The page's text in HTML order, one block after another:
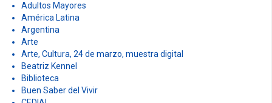
Adultos Mayores
América Latina
Argentina
Arte
Arte, Cultura, 24 de marzo, muestra digital
Beatriz Kennel
Biblioteca
Buen Saber del Vivir